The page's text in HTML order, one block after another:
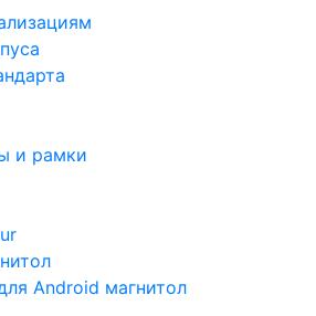
и рамки
Android магнитол